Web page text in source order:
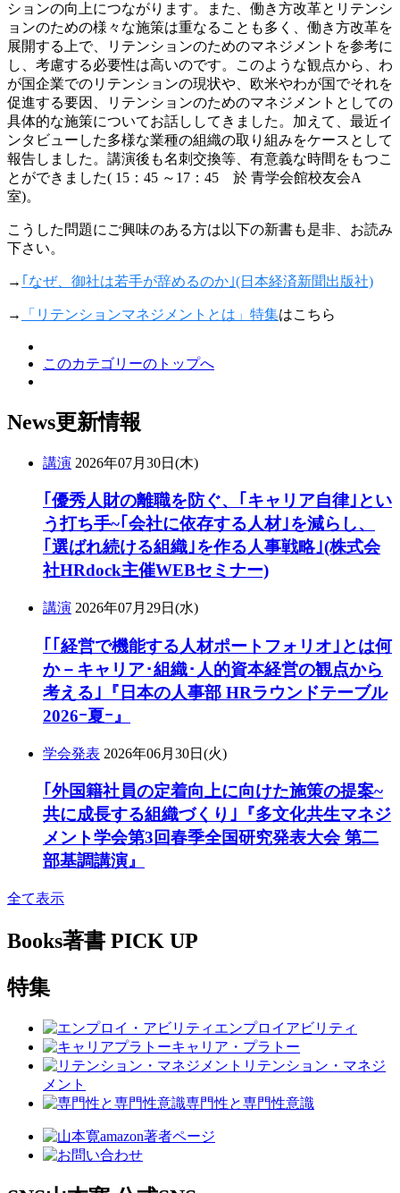
ションの向上につながります。また、働き方改革とリテンシ
ョンのための様々な施策は重なることも多く、働き方改革を
展開する上で、リテンションのためのマネジメントを参考に
し、考慮する必要性は高いのです。このような観点から、わ
が国企業でのリテンションの現状や、欧米やわが国でそれを
促進する要因、リテンションのためのマネジメントとしての
具体的な施策についてお話ししてきました。加えて、最近イ
ンタビューした多様な業種の組織の取り組みをケースとして
報告しました。講演後も名刺交換等、有意義な時間をもつこ
とができました( 15：45 ～17：45 於 青学会館校友会A
室)。
こうした問題にご興味のある方は以下の新書も是非、お読み
下さい。
→ ｢なぜ、御社は若手が辞めるのか｣(日本経済新聞出版社)
→ 「リテンションマネジメントとは」特集はこちら
このカテゴリーのトップへ
News更新情報
講演 2026年07月30日(木)
｢優秀人財の離職を防ぐ、｢キャリア自律｣とい
う打ち手~｢会社に依存する人材｣を減らし、
｢選ばれ続ける組織｣を作る人事戦略｣(株式会
社HRdock主催WEBセミナー)
講演 2026年07月29日(水)
｢｢経営で機能する人材ポートフォリオ｣とは何
か－キャリア･組織･人的資本経営の観点から
考える｣『日本の人事部 HRラウンドテーブル
2026ｰ夏ｰ』
学会発表 2026年06月30日(火)
｢外国籍社員の定着向上に向けた施策の提案~
共に成長する組織づくり｣『多文化共生マネジ
メント学会第3回春季全国研究発表大会 第二
部基調講演』
全て表示
Books著書 PICK UP
特集
エンプロイアビリティ
キャリア・プラトー
リテンション・マネジ
メント
専門性と専門性意識